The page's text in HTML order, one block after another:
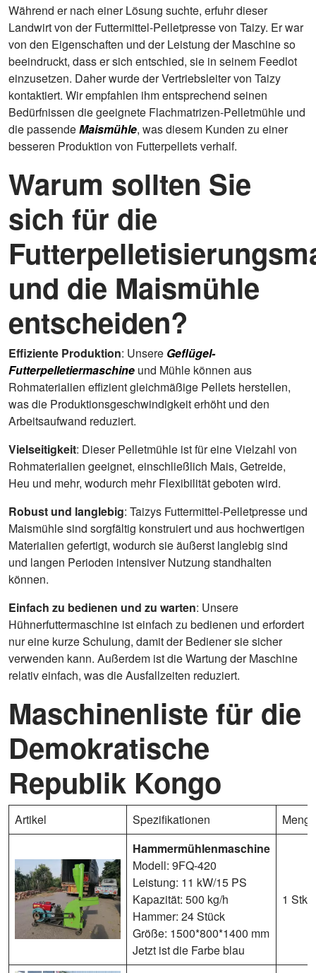
Während er nach einer Lösung suchte, erfuhr dieser
Landwirt von der Futtermittel-Pelletpresse von Taizy. Er war
von den Eigenschaften und der Leistung der Maschine so
beeindruckt, dass er sich entschied, sie in seinem Feedlot
einzusetzen. Daher wurde der Vertriebsleiter von Taizy
kontaktiert. Wir empfahlen ihm entsprechend seinen
Bedürfnissen die geeignete Flachmatrizen-Pelletmühle und
die passendeMaismühle, was diesem Kunden zu einer
besseren Produktion von Futterpellets verhalf.
Warum sollten Sie
sich für die
und die Maismühle
entscheiden?
Effiziente Produktion: Unsere Geflügel-
Futterpelletiermaschine und Mühle können aus
Rohmaterialien effizient gleichmäßige Pellets herstellen,
was die Produktionsgeschwindigkeit erhöht und den
Arbeitsaufwand reduziert.
Vielseitigkeit: Dieser Pelletmühle ist für eine Vielzahl von
Rohmaterialien geeignet, einschließlich Mais, Getreide,
Heu und mehr, wodurch mehr Flexibilität geboten wird.
Robust und langlebig: Taizys Futtermittel-Pelletpresse und
Maismühle sind sorgfältig konstruiert und aus hochwertigen
Materialien gefertigt, wodurch sie äußerst langlebig sind
und langen Perioden intensiver Nutzung standhalten
können.
Einfach zu bedienen und zu warten: Unsere
Hühnerfuttermaschine ist einfach zu bedienen und erfordert
nur eine kurze Schulung, damit der Bediener sie sicher
verwenden kann. Außerdem ist die Wartung der Maschine
relativ einfach, was die Ausfallzeiten reduziert.
Maschinenliste für die
Demokratische
Republik Kongo
Artikel Spezifikationen
Menge
Hammermühlenmaschine
Modell: 9FQ-420
Leistung: 11 kW/15 PS
Kapazität: 500 kg/h
Hammer: 24 Stück
Größe: 1500*800*1400 mm
Jetzt ist die Farbe blau
1 Stk